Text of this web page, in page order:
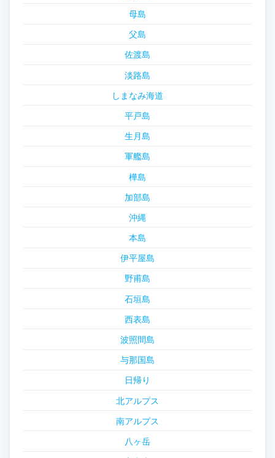
母島
父島
佐渡島
淡路島
しまなみ海道
平戸島
生月島
軍艦島
樺島
加部島
沖縄
本島
伊平屋島
野甫島
石垣島
西表島
波照間島
与那国島
日帰り
北アルプス
南アルプス
八ヶ岳